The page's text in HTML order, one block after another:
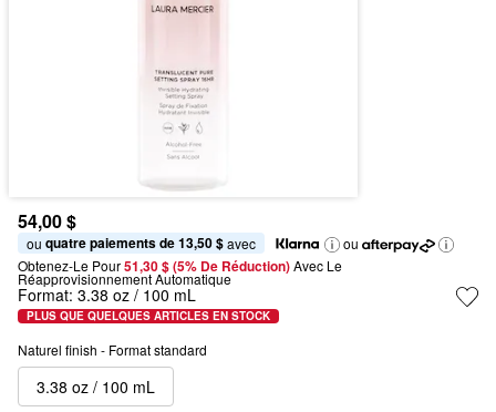
54,00 $
ou quatre paiements de 13,50 $ avec
ou
Obtenez-Le Pour51,30 $ (5% De Réduction) Avec Le
Réapprovisionnement Automatique
Format: 3.38 oz / 100 mL
PLUS QUE QUELQUES ARTICLES EN STOCK
Naturel finish - Format standard
3.38 oz / 100 mL